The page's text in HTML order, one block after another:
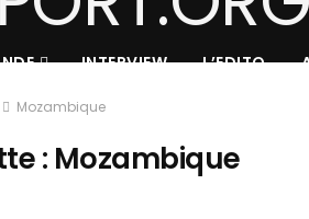
INTERVIEW L’EDITO
Mozambique
: Mozambique